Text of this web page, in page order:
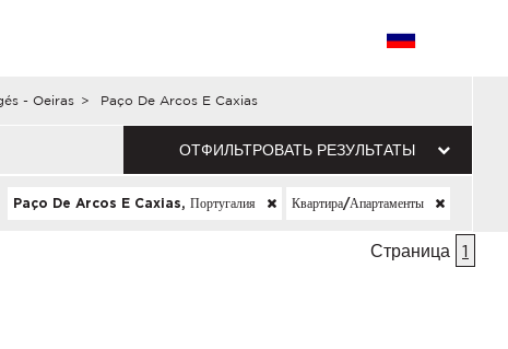
- Oeiras > Paço De Arcos E Caxias
ОТФИЛЬТРОВАТЬ РЕЗУЛЬТАТЫ
Paço De Arcos E Caxias, Португалия Квартира/апартаменты
Страница 1